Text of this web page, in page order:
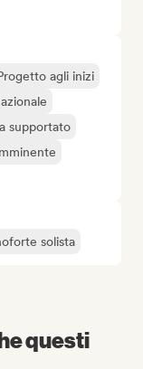
agli inizi
supportato
solista
questi